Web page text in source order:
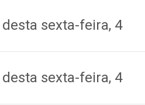
sexta-feira, 4
sexta-feira, 4